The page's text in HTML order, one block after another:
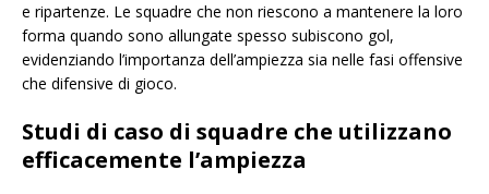
e ripartenze. Le squadre che non riescono a mantenere la loro
forma quando sono allungate spesso subiscono gol,
evidenziando l’importanza dell’ampiezza sia nelle fasi offensive
che difensive di gioco.
Studi di caso di squadre che utilizzano
efficacemente l’ampiezza